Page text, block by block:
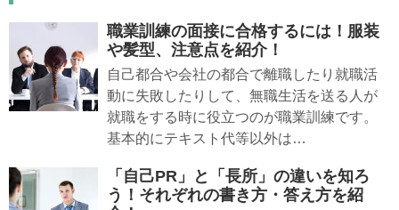
職業訓練の面接に合格するには！服装
や髪型、注意点を紹介！
自己都合や会社の都合で離職したり就職活
動に失敗したりして、無職生活を送る人が
就職をする時に役立つのが職業訓練です。
基本的にテキスト代等以外は…
「自己PR」と「長所」の違いを知ろ
う！それぞれの書き方・答え方を紹